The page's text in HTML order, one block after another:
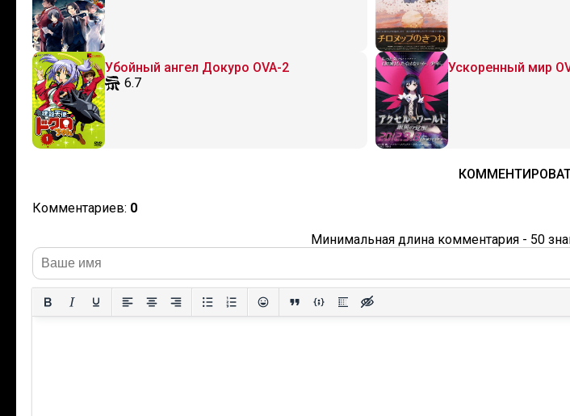
Убойный ангел Докуро OVA-2
6.7
Ускоренный мир
Комментариев: 0
Минимальная длина комментария - 50